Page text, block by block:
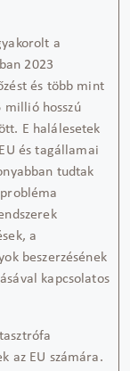
a
2023
és több mint
hosszú
E halálesetek
és tagállamai
tudtak
a
beszerzésének
kapcsolatos
az EU számára.